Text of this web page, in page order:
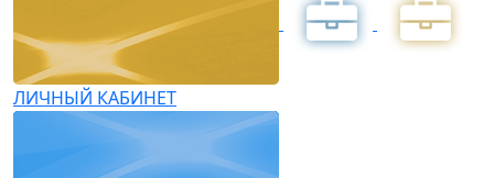
ЛИЧНЫЙ КАБИНЕТ